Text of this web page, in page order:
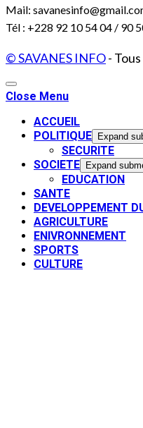
Mail:
Tél : +228 92 10 54 04 / 90
© SAVANES INFO-
Close Menu
ACCUEIL
POLITIQUE
Expand
SECURITE
SOCIETE
Expand
EDUCATION
SANTE
DEVELOPPEMENT
AGRICULTURE
ENIVRONNEMENT
SPORTS
CULTURE